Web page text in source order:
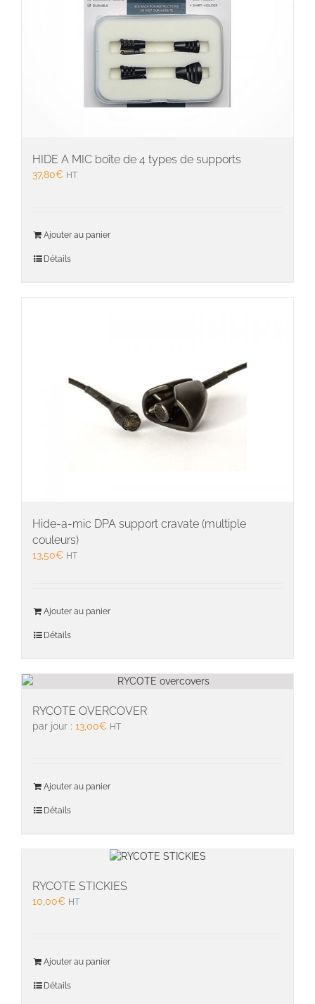
HIDE A MIC boîte de 4 types de supports
37,80€ HT
Ajouter au panier
Détails
Hide-a-mic DPA support cravate (multiple
couleurs)
13,50€ HT
Ajouter au panier
Détails
RYCOTE OVERCOVER
par jour : 13,00€ HT
Ajouter au panier
Détails
RYCOTE STICKIES
10,00€ HT
Ajouter au panier
Détails